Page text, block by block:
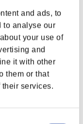
and ads, to
to analyse our
your use of
and
it with other
them or that
their services.